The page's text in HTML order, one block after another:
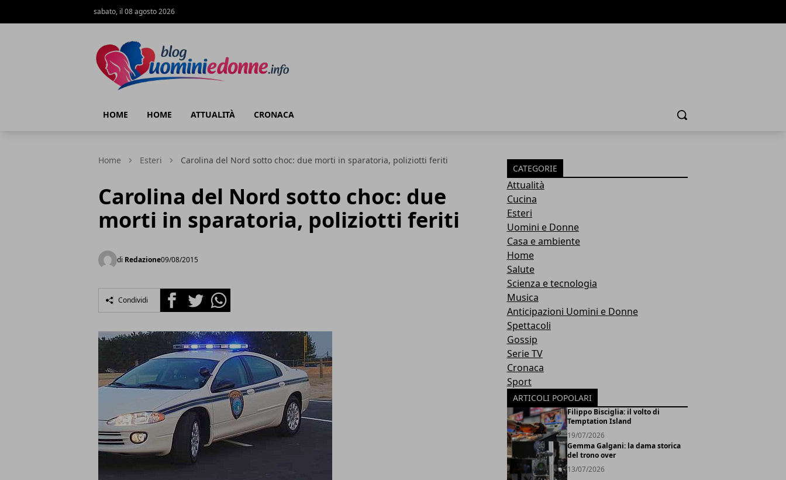
sabato, il 08 agosto 2026
HOME HOME ATTUALITÀ CRONACA Cerca
Home Esteri Carolina del Nord sotto choc: due morti in sparatoria, poliziotti feriti
Carolina del Nord sotto choc: due
morti in sparatoria, poliziotti feriti
di Redazione09/08/2015
Condividi FacebookTwitterWhatsapp
CATEGORIE
Attualità
Cucina
Esteri
Uomini e Donne
Casa e ambiente
Home
Salute
Scienza e tecnologia
Musica
Anticipazioni Uomini e Donne
Spettacoli
Gossip
Serie TV
Cronaca
Sport
ARTICOLI POPOLARI
Filippo Bisciglia: il volto di
Temptation Island
19/07/2026
Gemma Galgani: la dama storica
del trono over
13/07/2026